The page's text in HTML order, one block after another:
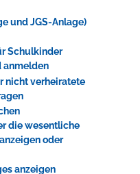
und JGS-Anlage)
Schulkinder
anmelden
nicht verheiratete
die wesentliche
oder
anzeigen